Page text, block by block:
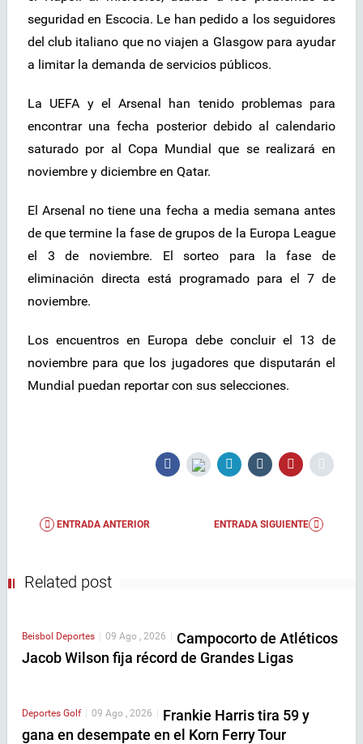
seguridad en Escocia. Le han pedido a los seguidores
del club italiano que no viajen a Glasgow para ayudar
a limitar la demanda de servicios públicos.
La UEFA y el Arsenal han tenido problemas para
encontrar una fecha posterior debido al calendario
saturado por al Copa Mundial que se realizará en
noviembre y diciembre en Qatar.
El Arsenal no tiene una fecha a media semana antes
de que termine la fase de grupos de la Europa League
el 3 de noviembre. El sorteo para la fase de
eliminación directa está programado para el 7 de
noviembre.
Los encuentros en Europa debe concluir el 13 de
noviembre para que los jugadores que disputarán el
Mundial puedan reportar con sus selecciones.
ENTRADA ANTERIOR ENTRADA SIGUIENTE
Related post
Beisbol Deportes 09 Ago , 2026
Campocorto de Atléticos
Jacob Wilson fija récord de Grandes Ligas
Deportes Golf 09 Ago , 2026
Frankie Harris tira 59 y
gana en desempate en el Korn Ferry Tour